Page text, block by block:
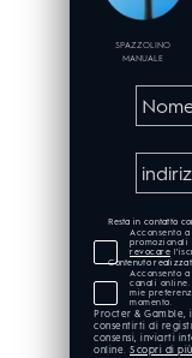
SPAZZOLINO
MANUALE
Resta in contatto
Acconsento
promozionali
revocare
Contenuto
Acconsento
canali online.
mie
momento.
Procter &
consentirti di
consensi, inviarti
online. Scopri di più